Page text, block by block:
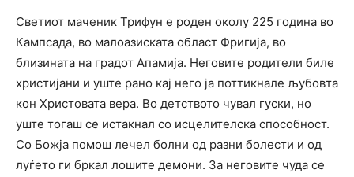
Светиот маченик Трифун е роден околу 225 година во
Кампсада, во малоазиската област Фригија, во
близината на градот Апамија. Неговите родители биле
христијани и уште рано кај него ја поттикнале љубовта
кон Христовата вера. Во детството чувал гуски, но
уште тогаш се истакнал со исцелителска способност.
Со Божја помош лечел болни од разни болести и од
луѓето ги бркал лошите демони. За неговите чуда се